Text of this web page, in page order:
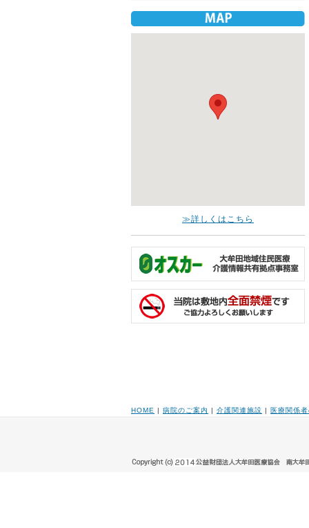
≫詳しくはこちら
HOME | 病院のご案内 | 介護関連施設 | 医療関係